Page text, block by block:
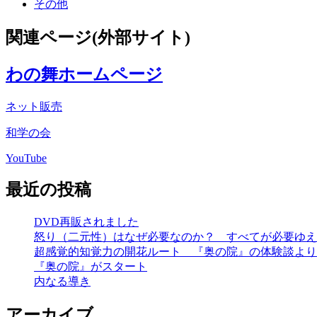
その他
関連ページ(外部サイト)
わの舞ホームページ
ネット販売
和学の会
YouTube
最近の投稿
DVD再販されました
怒り（二元性）はなぜ必要なのか？ すべてが必要ゆ
超感覚的知覚力の開花ルート 『奥の院』の体験談より
『奥の院』がスタート
内なる導き